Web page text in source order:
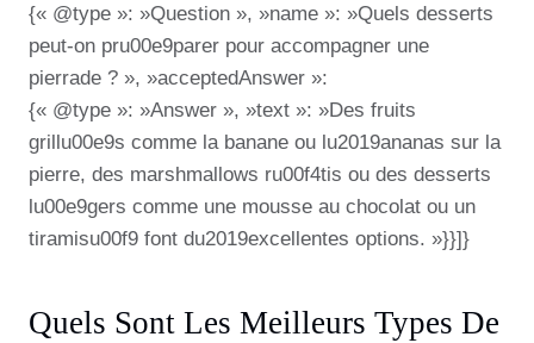
{« @type »: »Question », »name »: »Quels desserts
peut-on pru00e9parer pour accompagner une
pierrade ? », »acceptedAnswer »:
{« @type »: »Answer », »text »: »Des fruits
grillu00e9s comme la banane ou lu2019ananas sur la
pierre, des marshmallows ru00f4tis ou des desserts
lu00e9gers comme une mousse au chocolat ou un
tiramisu00f9 font du2019excellentes options. »}}]}
Quels Sont Les Meilleurs Types De